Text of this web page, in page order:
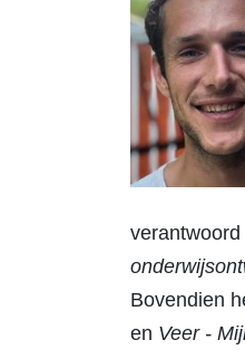
Bovendien
en Veer -